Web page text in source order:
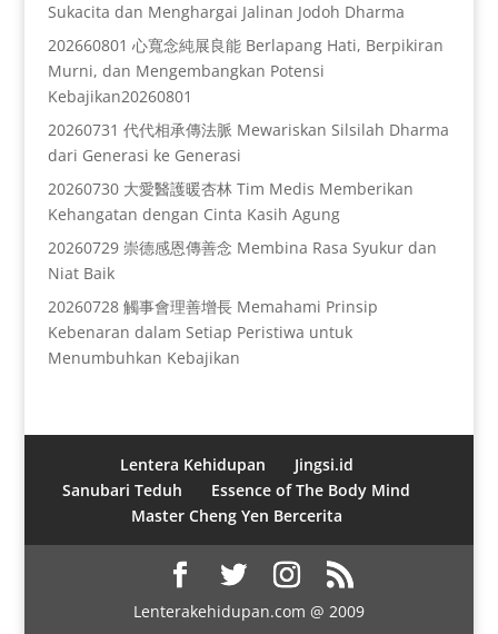
Sukacita dan Menghargai Jalinan Jodoh Dharma
202660801 心寬念純展良能 Berlapang Hati, Berpikiran
Murni, dan Mengembangkan Potensi
Kebajikan20260801
20260731 代代相承傳法脈 Mewariskan Silsilah Dharma
dari Generasi ke Generasi
20260730 大愛醫護暖杏林 Tim Medis Memberikan
Kehangatan dengan Cinta Kasih Agung
20260729 崇德感恩傳善念 Membina Rasa Syukur dan
Niat Baik
20260728 觸事會理善增長 Memahami Prinsip
Kebenaran dalam Setiap Peristiwa untuk
Menumbuhkan Kebajikan
Lentera Kehidupan
Jingsi.id
Sanubari Teduh
Essence of The Body Mind
Master Cheng Yen Bercerita
Lenterakehidupan.com @ 2009